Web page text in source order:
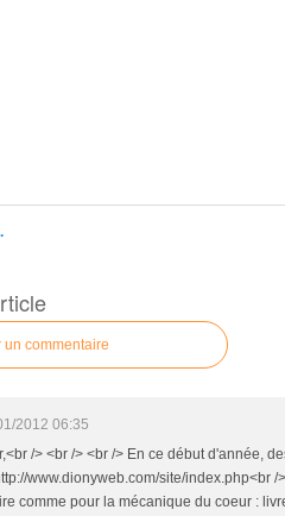
un commentaire
2012 06:35
/> <br /> <br /> En ce début d'année,
www.dionyweb.com/site/index.php<br
comme pour la mécanique du coeur :